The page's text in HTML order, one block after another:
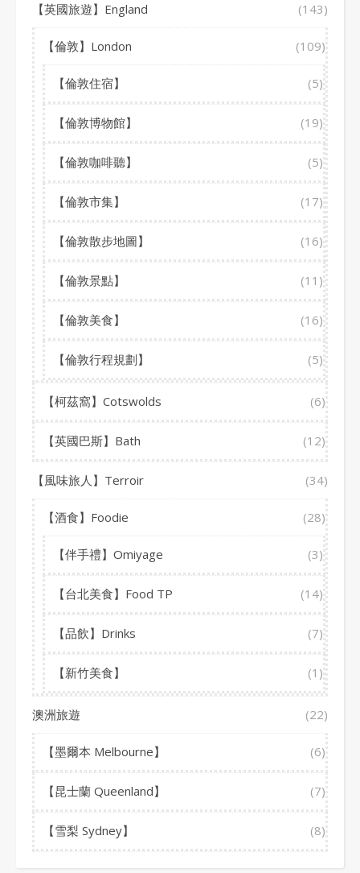
【英國旅遊】England (143)
【倫敦】London (109)
【倫敦住宿】 (5)
【倫敦博物館】 (19)
【倫敦咖啡聽】 (5)
【倫敦市集】 (17)
【倫敦散步地圖】 (16)
【倫敦景點】 (11)
【倫敦美食】 (16)
【倫敦行程規劃】 (5)
【柯茲窩】Cotswolds (6)
【英國巴斯】Bath (12)
【風味旅人】Terroir (34)
【酒食】Foodie (28)
【伴手禮】Omiyage (3)
【台北美食】Food TP (14)
【品飲】Drinks (7)
【新竹美食】 (1)
澳洲旅遊 (22)
【墨爾本 Melbourne】 (6)
【昆士蘭 Queenland】 (7)
【雪梨 Sydney】 (8)